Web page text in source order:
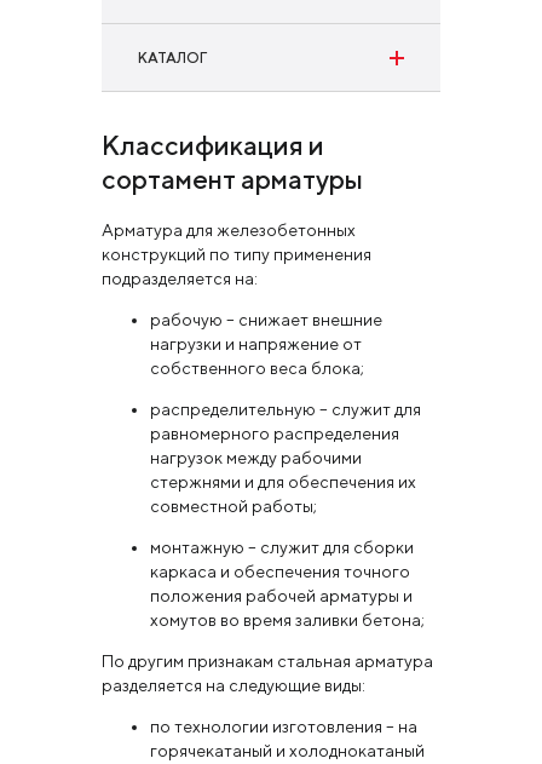
КАТАЛОГ
Скачать
Классификация и
сортамент арматуры
Арматура для железобетонных
конструкций по типу применения
подразделяется на:
рабочую – снижает внешние
нагрузки и напряжение от
собственного веса блока;
распределительную – служит для
равномерного распределения
нагрузок между рабочими
стержнями и для обеспечения их
совместной работы;
монтажную – служит для сборки
каркаса и обеспечения точного
положения рабочей арматуры и
хомутов во время заливки бетона;
По другим признакам стальная арматура
разделяется на следующие виды:
по технологии изготовления – на
горячекатаный и холоднокатаный